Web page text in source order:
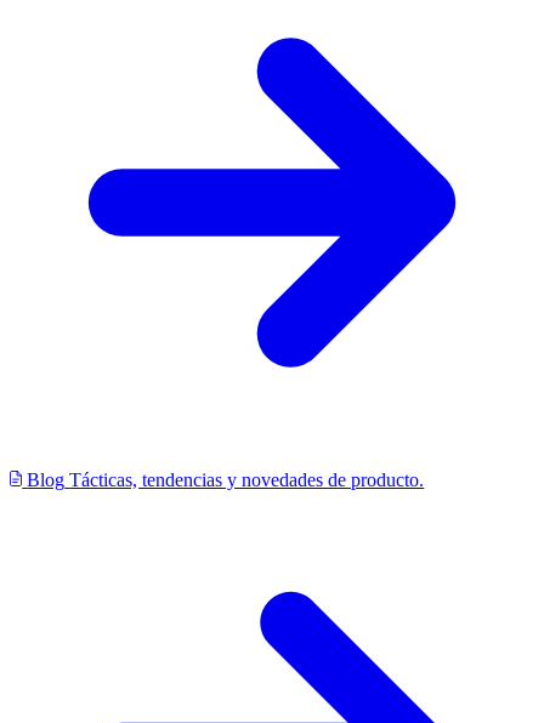
Blog Tácticas, tendencias y novedades de producto.